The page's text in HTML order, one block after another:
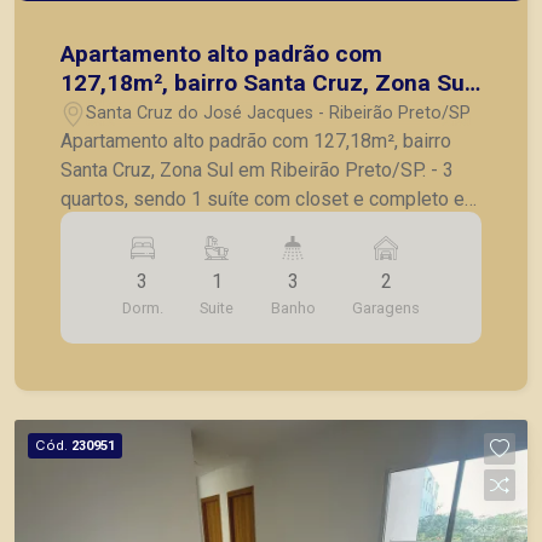
Apartamento alto padrão com
127,18m², bairro Santa Cruz, Zona Sul
em Ribeirão Preto/SP.
Santa Cruz do José Jacques - Ribeirão Preto/SP
Apartamento alto padrão com 127,18m², bairro
Santa Cruz, Zona Sul em Ribeirão Preto/SP. - 3
quartos, sendo 1 suíte com closet e completo em
armários; - Banheiro social; - Lavabo; - Sala para 2
ambientes; - Varanda gourmet fechada em vidro; -
Cozinha planejada; - Despensa; - Lavanderia; - 2
vagas de garagem. A Piramid tem como objetivo
atender seus clientes com agilidade e segurança,
de Ribeirão Preto.
3
Dorm.
1
Suite
3
Banho
2
Garagens
Cód. 230951